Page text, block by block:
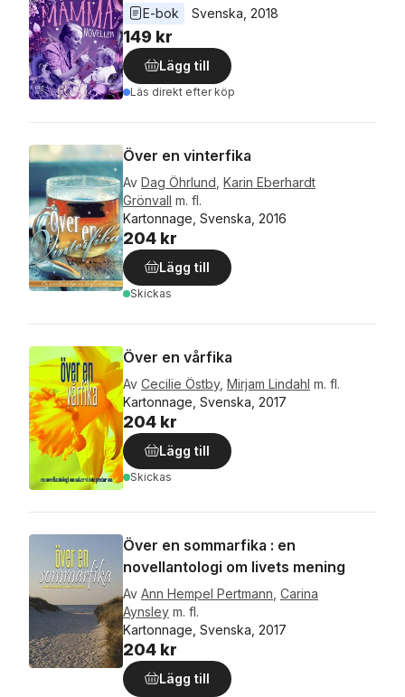
E-bok
Svenska 2018
149 kr
Lägg till
Läs direkt efter köp
Över en vinterfika
Av Dag Öhrlund Karin Eberhardt
Grönvall m. fl.
Kartonnage, Svenska, 2016
204 kr
Lägg till
Skickas
Över en vårfika
Av Cecilie Östby, Mirjam Lindahl m. fl.
Kartonnage, Svenska, 2017
204 kr
Lägg till
Skickas
Över en sommarfika : en
novellantologi om livets mening
Av Ann Hempel Pertmann, Carina
Aynsley m. fl.
Kartonnage, Svenska, 2017
204 kr
Lägg till